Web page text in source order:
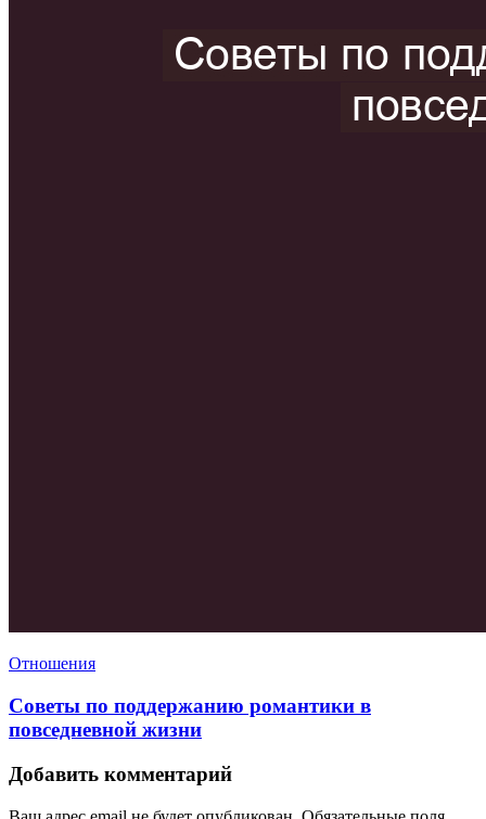
Отношения
Советы по поддержанию романтики в
повседневной жизни
Добавить комментарий